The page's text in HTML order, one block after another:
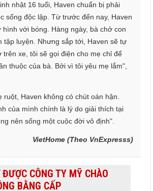
nhật 16 tuổi, Haven chuẩn bị phải
sống độc lập. Từ trước đến nay, Haven
hình với bóng. Hàng ngày, bà chở con
tập luyện. Nhưng sắp tới, Haven sẽ tự
trên xe, tôi sẽ gọi điện cho mẹ chỉ để
thuộc của bà. Bởi vì tôi yêu mẹ lắm",
ruột, Haven không có chút oán hận.
của mình chính là lý do giải thích tại
nên sống một cuộc đời vô định".
VietHome (Theo VnExpresss)
CÔNG TY MỸ CHÀO
BẰNG CẤP